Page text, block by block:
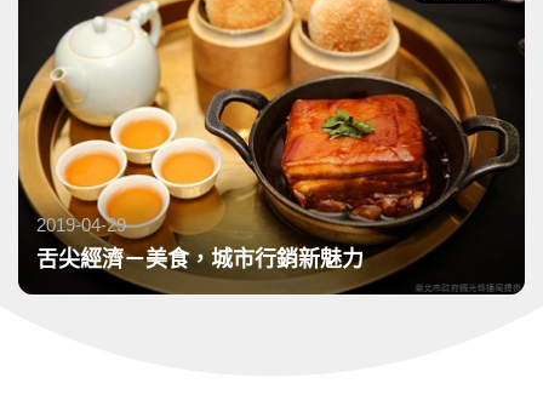
區塊鏈革命 迎向產業新契機
2017-09-07
發布日期：